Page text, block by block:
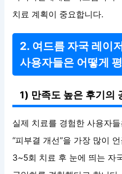
치료 계획이 중요합니다.
2. 여드름 자국 레이
사용자들은 어떻게
1) 만족도 높은 후기의
실제 치료를 경험한 사용자들
“피부결 개선”을 가장 많이
3~5회 치료 후 눈에 띄는 자